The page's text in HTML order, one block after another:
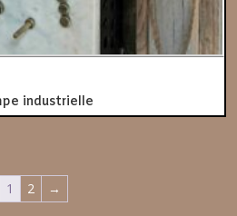
industrielle
1 2 →